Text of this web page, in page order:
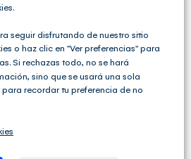
seguir disfrutando de nuestro sitio
o haz clic en "Ver preferencias" para
Si rechazas todo, no se hará
sino que se usará una sola
recordar tu preferencia de no